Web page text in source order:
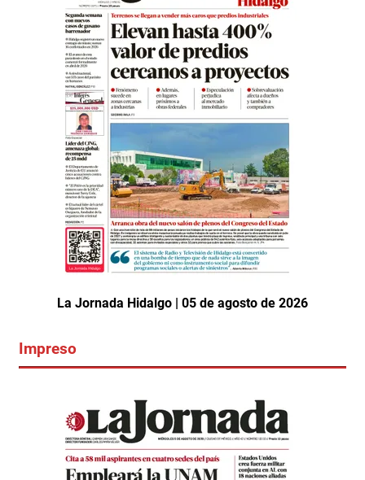
La Jornada Hidalgo | 05 de agosto de 2026
Impreso